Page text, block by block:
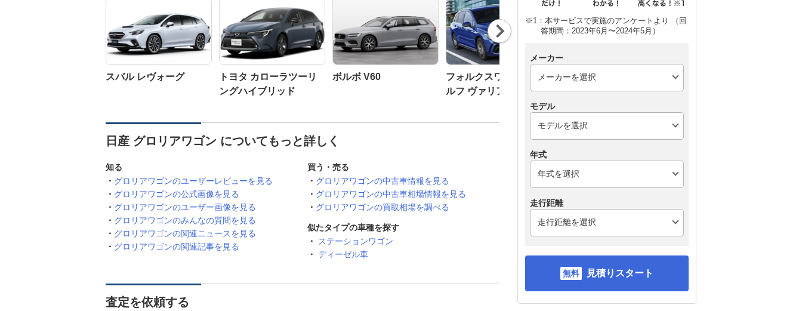
スバル レヴォーグ
トヨタ カローラツーリ
ングハイブリッド
ボルボ V60
フォルクスワーゲン ゴ
ルフ ヴァリアント
トヨタ カローラツーリ
ング
メルセデス・ベンツ Cク
ラス ステーションワゴ
Nex
t
日産 グロリアワゴン についてもっと詳しく
知る
グロリアワゴンのユーザーレビューを見る
グロリアワゴンの公式画像を見る
グロリアワゴンのユーザー画像を見る
グロリアワゴンのみんなの質問を見る
グロリアワゴンの関連ニュースを見る
グロリアワゴンの関連記事を見る
買う・売る
グロリアワゴンの中古車情報を見る
グロリアワゴンの中古車相場情報を見る
グロリアワゴンの買取相場を調べる
似たタイプの車種を探す
ステーションワゴン
ディーゼル車
査定を依頼する
※1：本サービスで実施のアンケートより （回
答期間：2023年6月〜2024年5月）
メーカー
モデル
年式
走行距離
見積りスタート